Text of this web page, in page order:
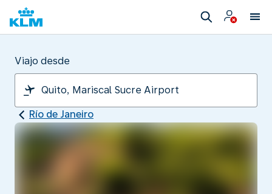
Viajo desde
Río de Janeiro